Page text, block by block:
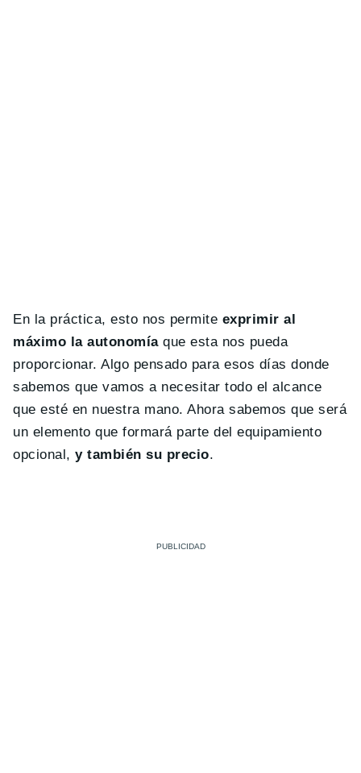
En la práctica, esto nos permite exprimir al
máximo la autonomíaque esta nos pueda
proporcionar. Algo pensado para esos días donde
sabemos que vamos a necesitar todo el alcance
que esté en nuestra mano. Ahora sabemos que será
un elemento que formará parte del equipamiento
opcional,y también su precio.